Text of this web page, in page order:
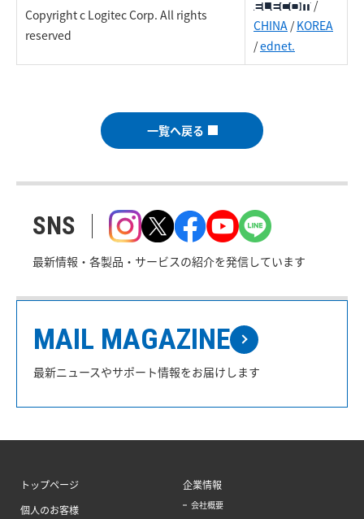
Copyright c Logitec Corp. All rights
reserved
/
CHINA /KOREA
/ednet.
一覧へ戻る
SNS
最新情報・各製品・サービスの紹介を発信しています
MAIL MAGAZINE
最新ニュースやサポート情報をお届けします
トップページ
個人のお客様
企業情報
会社概要